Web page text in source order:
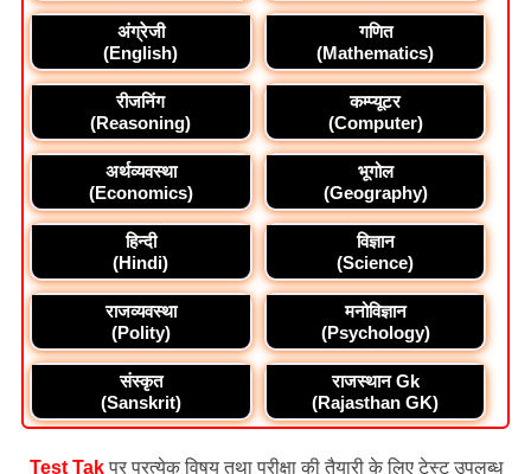
अंग्रेजी
(English)
गणित
(Mathematics)
रीजनिंग
(Reasoning)
कम्प्यूटर
(Computer)
अर्थव्यवस्था
(Economics)
भूगोल
(Geography)
हिन्दी
(Hindi)
विज्ञान
(Science)
राजव्यवस्था
(Polity)
मनोविज्ञान
(Psychology)
संस्कृत
(Sanskrit)
राजस्थान Gk
(Rajasthan GK)
Test Takपर प्रत्येक विषय तथा परीक्षा की तैयारी के लिए टेस्ट उपलब्ध